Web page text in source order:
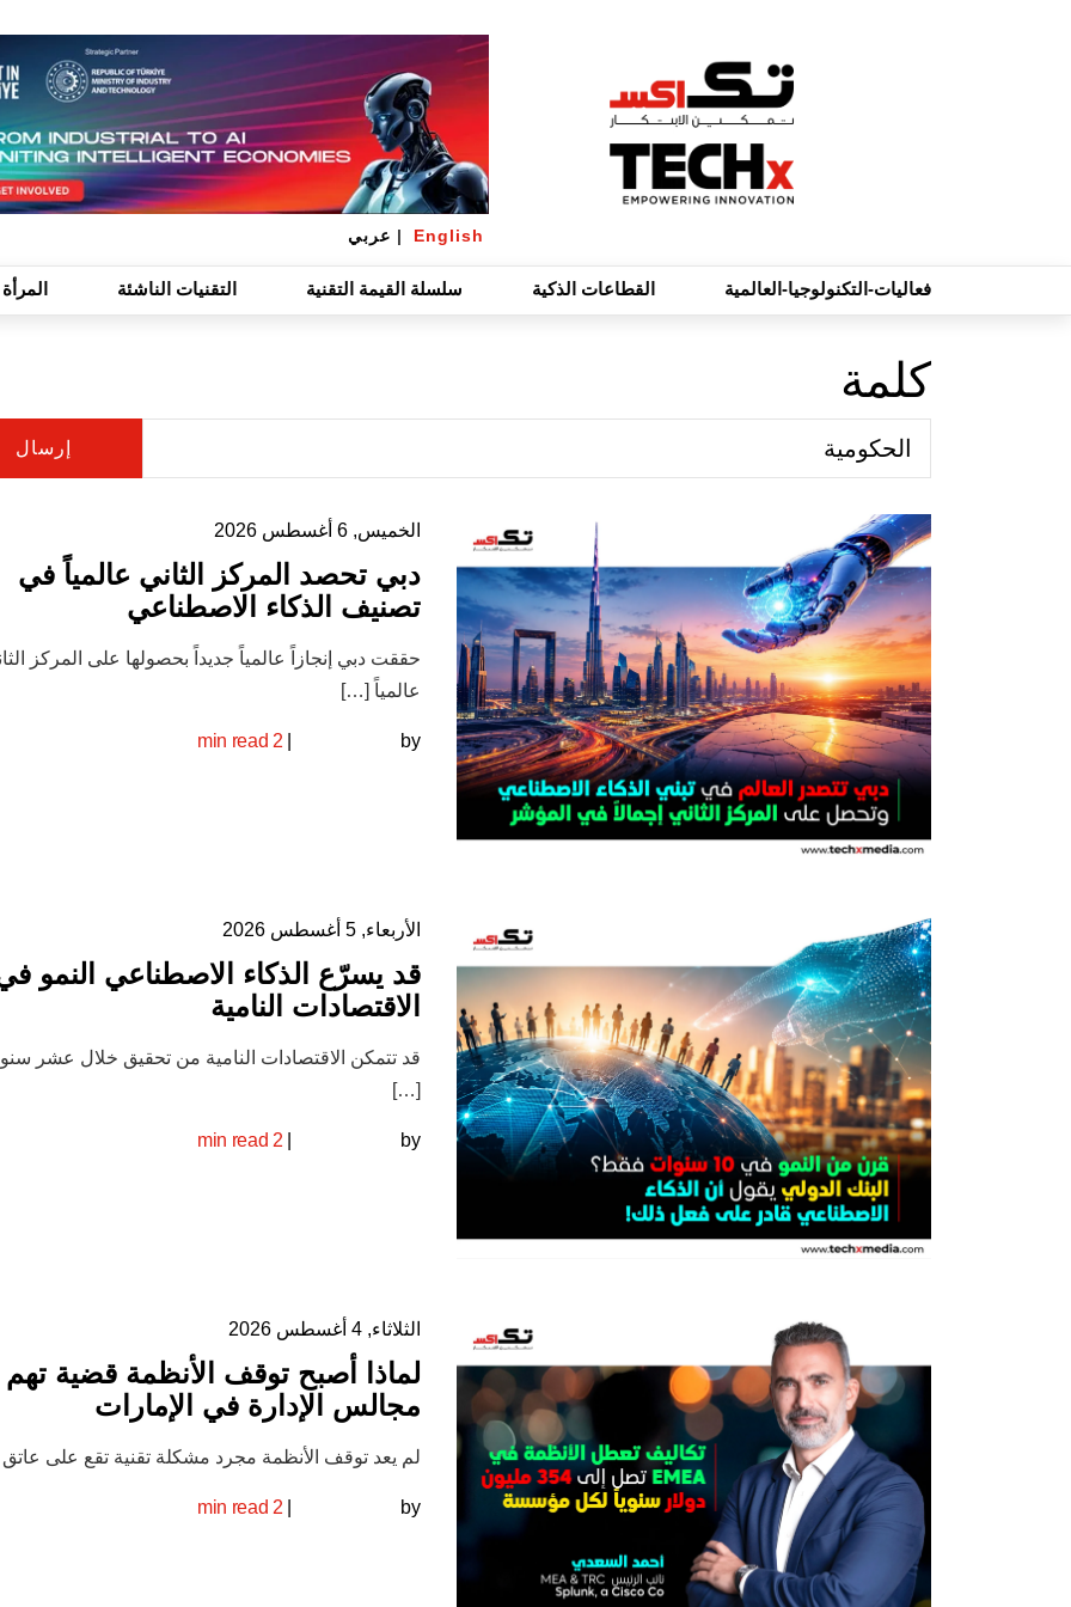
English
| عربي
فعاليات-التكنولوجيا-العالمية القطاعات الذكية سلسلة القيمة التقنية التقنيات الناشئة
كلمة
الخميس, 6 أغسطس 2026
دبي تحصد المركز الثاني عالمياً في
تصنيف الذكاء الاصطناعي
حققت دبي إنجازاً عالمياً جديداً بحصولها على المركز
عالمياً […]
by
2 min read
الأربعاء, 5 أغسطس 2026
قد يسرّع الذكاء الاصطناعي النمو
الاقتصادات النامية
قد تتمكن الاقتصادات النامية من تحقيق خلال عشر
[…]
by
2 min read
الثلاثاء, 4 أغسطس 2026
لماذا أصبح توقف الأنظمة قضية تهم
مجالس الإدارة في الإمارات
لم يعد توقف الأنظمة مجرد مشكلة تقنية تقع على
by
2 min read